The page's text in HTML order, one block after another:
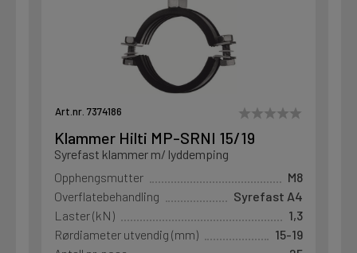
Art.nr. 7374186
Klammer Hilti MP-SRNI 15/19
Syrefast klammer m/ lyddemping
Opphengsmutter
M8
Overflatebehandling
Syrefast A4
Laster (kN)
1,3
Rørdiameter utvendig (mm)
15-19